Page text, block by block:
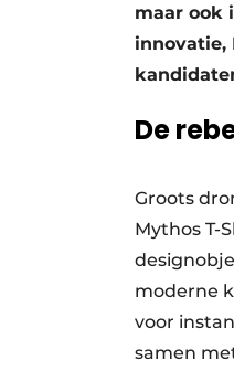
maar ook
innovatie,
De
Groots
Mythos T-
moderne
voor
samen